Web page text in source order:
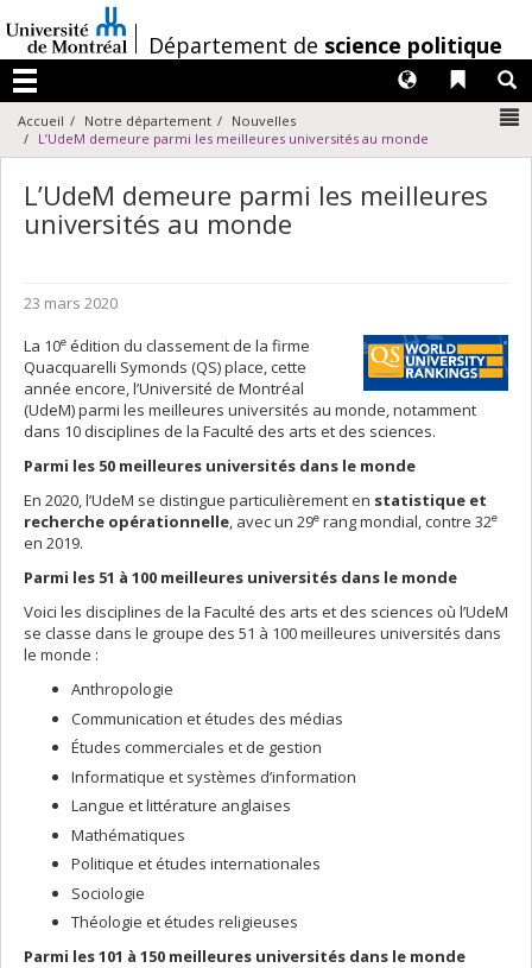
au
contenu
/Département de science politique
Menu
Liens
Langues
Accueil Notre département
Nouvelles
L’UdeM demeure parmi les meilleures universités au monde
L’UdeM demeure parmi les meilleures
universités au monde
23 mars 2020
La 10e édition du classement de la firme
Quacquarelli Symonds (QS) place, cette
année encore, l’Université de Montréal
(UdeM) parmi les meilleures universités au monde, notamment
dans 10 disciplines de la Faculté des arts et des sciences.
Parmi les 50 meilleures universités dans le monde
En 2020, l’UdeM se distingue particulièrement en statistique et
recherche opérationnelle, avec un 29e rang mondial, contre 32e
en 2019.
Parmi les 51 à 100 meilleures universités dans le monde
Voici les disciplines de la Faculté des arts et des sciences où l’UdeM
se classe dans le groupe des 51 à 100 meilleures universités dans
le monde :
Anthropologie
Communication et études des médias
Études commerciales et de gestion
Informatique et systèmes d’information
Langue et littérature anglaises
Mathématiques
Politique et études internationales
Sociologie
Théologie et études religieuses
Parmi les 101 à 150 meilleures universités dans le monde